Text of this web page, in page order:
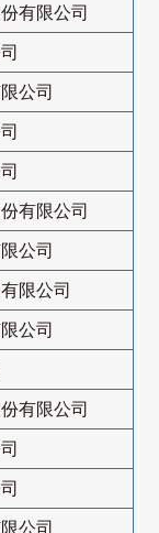
有限公司
公司
有限公司
公司
限公司
公司
有限公司
公司